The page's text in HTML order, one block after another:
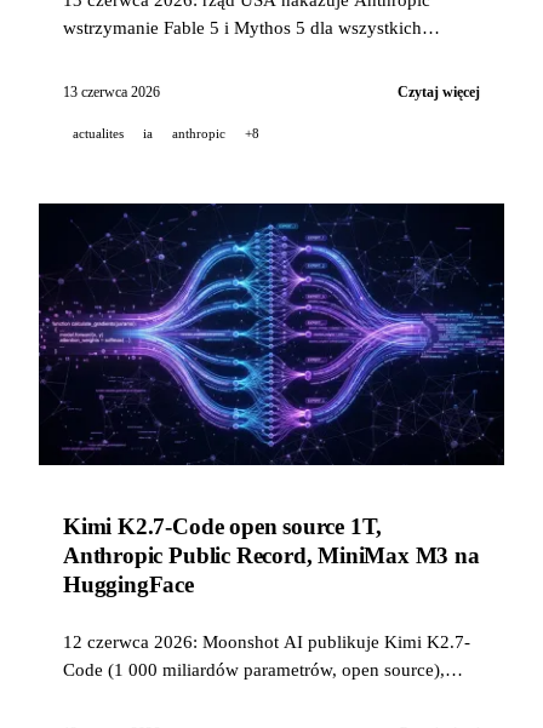
wstrzymanie Fable 5 i Mythos 5 dla wszystkich
NVIDIA Blackwell pokazuje 20x więcej agentów na
Copilot na wszystkie płatne plany.
13 czerwca 2026 Czytaj więcej
actualites ia anthropic +8
Kimi K2.7-Code open source 1T,
Anthropic Public Record, MiniMax M3 na
HuggingFace
12 czerwca 2026: Moonshot AI publikuje Kimi K2.7-
Code (1 000 miliardów parametrów, open source),